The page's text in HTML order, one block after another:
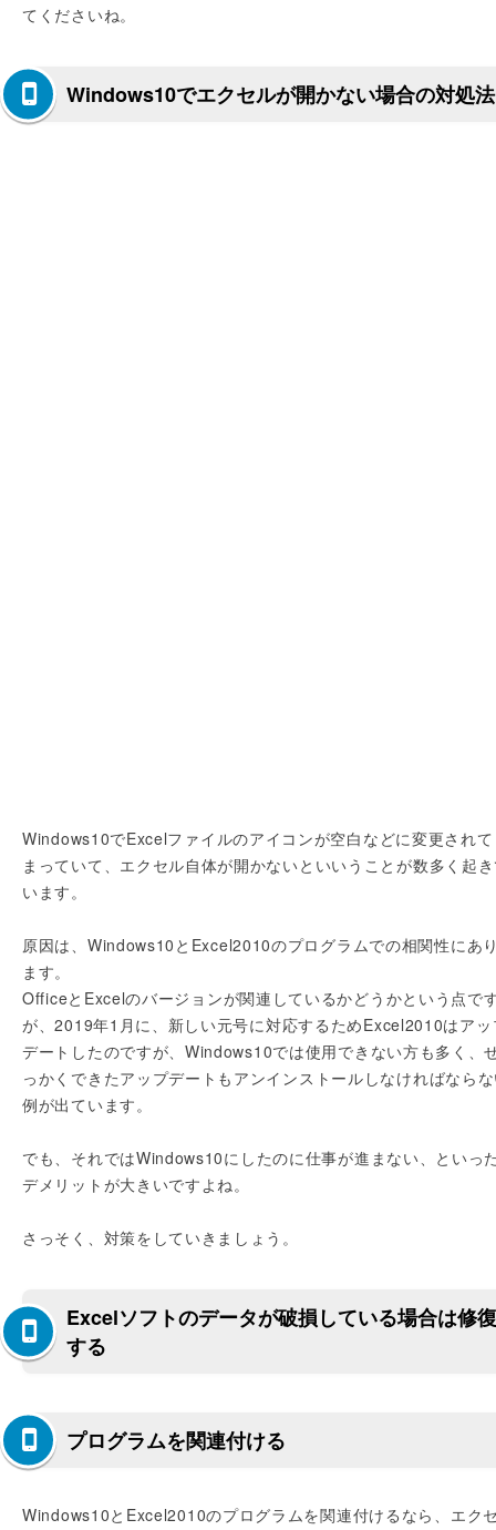
てくださいね。
Windows10でエクセルが開かない場合の対処法
Windows10でExcelファイルのアイコンが空白などに変更され
まっていて、エクセル自体が開かないといいうことが数多く起
います。
原因は、Windows10とExcel2010のプログラムでの相関性にあ
ます。
OfficeとExcelのバージョンが関連しているかどうかという点で
が、2019年1月に、新しい元号に対応するためExcel2010はアッ
デートしたのですが、Windows10では使用できない方も多く、
っかくできたアップデートもアンインストールしなければなら
例が出ています。
でも、それではWindows10にしたのに仕事が進まない、といっ
デメリットが大きいですよね。
さっそく、対策をしていきましょう。
Excelソフトのデータが破損している場合は修復
する
プログラムを関連付ける
Windows10とExcel2010のプログラムを関連付けるなら、エク